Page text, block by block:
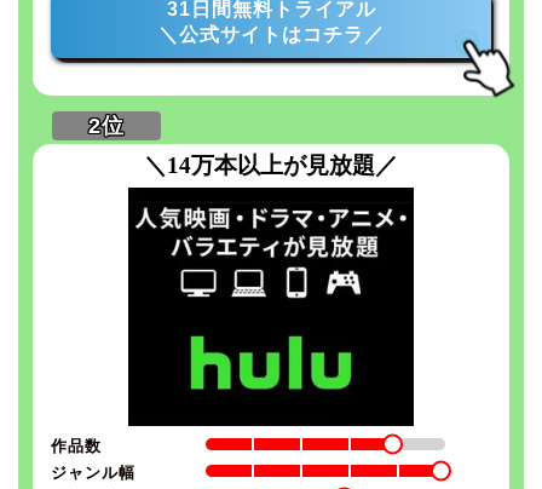
31日間無料トライアル
＼公式サイトはコチラ／
＼14万本以上が見放題／
作品数
ジャンル幅